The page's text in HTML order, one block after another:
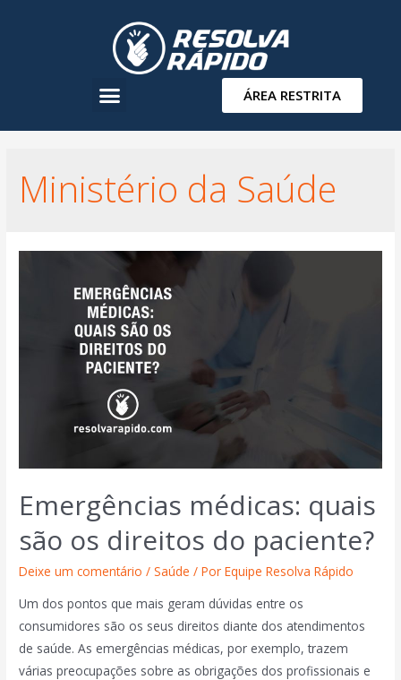
ÁREA RESTRITA
Ministério da Saúde
Emergências médicas: quais
são os direitos do paciente?
Deixe um comentário /Saúde / PorEquipe Resolva Rápido
Um dos pontos que mais geram dúvidas entre os
consumidores são os seus direitos diante dos atendimentos
de saúde. As emergências médicas, por exemplo, trazem
várias preocupações sobre as obrigações dos profissionais e